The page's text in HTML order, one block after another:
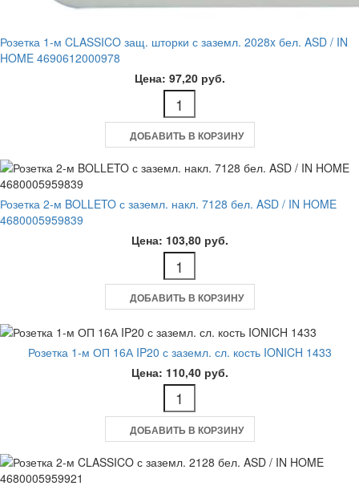
Розетка 1-м CLASSICO защ. шторки с заземл. 2028x бел. ASD / IN
HOME 4690612000978
Цена: 97,20 руб.
ДОБАВИТЬ В КОРЗИНУ
Розетка 2-м BOLLETO с заземл. накл. 7128 бел. ASD / IN HOME
4680005959839
Цена: 103,80 руб.
ДОБАВИТЬ В КОРЗИНУ
Розетка 1-м ОП 16А IP20 с заземл. сл. кость IONICH 1433
Цена: 110,40 руб.
ДОБАВИТЬ В КОРЗИНУ